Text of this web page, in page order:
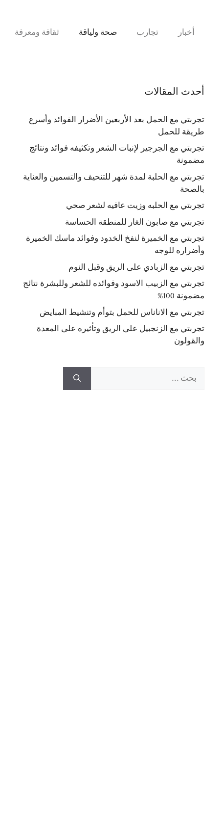
أخبار تجارب صحة ولياقة ثقافة ومعرفة
أحدث المقالات
تجربتي مع الحمل بعد الأربعين الأضرار الفوائد وأسرع
طريقة للحمل
تجربتي مع الجرجير لإنبات الشعر وتكثيفه فوائد ونتائج
مضمونة
تجربتي مع الحلبة لمدة شهر للتنحيف والتسمين والعناية
بالصحة
تجربتي مع الحلبه وزيت عافيه لشعر صحي
تجربتي مع صابون الغار للمنطقة الحساسة
تجربتي مع الخميرة لنفخ الخدود وفوائد ماسك الخميرة
وأضراره للوجه
تجربتي مع الزبادي على الريق وقبل النوم
تجربتي مع الزبيب الاسود وفوائده للشعر وللبشرة نتائج
مضمونة 100%
تجربتي مع الاناناس للحمل بتوأم وتنشيط المبايض
تجربتي مع الزنجبيل على الريق وتأثيره على المعدة
والقولون
عن: